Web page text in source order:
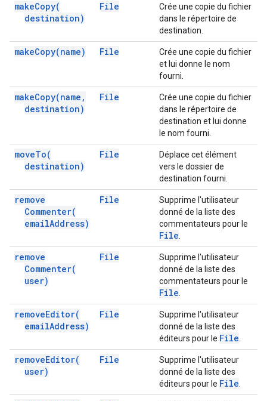
makeCopy(
destination)
File
Crée une copie du fichier
dans le répertoire de
destination.
makeCopy(name) File
Crée une copie du fichier
et lui donne le nom
fourni.
makeCopy(name ,
destination)
File
Crée une copie du fichier
dans le répertoire de
destination et lui donne
le nom fourni.
moveTo(
destination)
File
Déplace cet élément
vers le dossier de
destination fourni.
remove
Commenter(
emailAddress)
File
Supprime l'utilisateur
donné de la liste des
commentateurs pour le
File
remove
Commenter(
user)
File
Supprime l'utilisateur
donné de la liste des
commentateurs pour le
File
removeEditor(
emailAddress)
File
Supprime l'utilisateur
donné de la liste des
éditeurs pour le File
removeEditor(
user)
File
Supprime l'utilisateur
donné de la liste des
éditeurs pour le File